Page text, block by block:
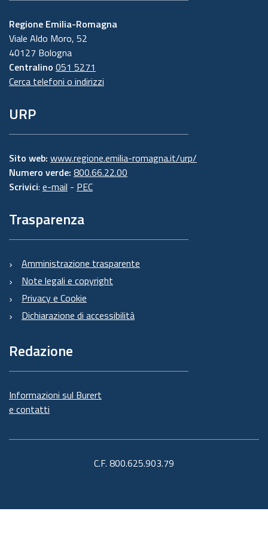
Regione Emilia-Romagna
Viale Aldo Moro, 52
40127 Bologna
Centralino 051 5271
Cerca telefoni o indirizzi
URP
Sito web: www.regione.emilia-romagna.it/urp/
Numero verde: 800.66.22.00
Scrivici: e-mail - PEC
Trasparenza
Amministrazione trasparente
Note legali e copyright
Privacy e Cookie
Dichiarazione di accessibilità
Redazione
Informazioni sul Burert
e contatti
C.F. 800.625.903.79